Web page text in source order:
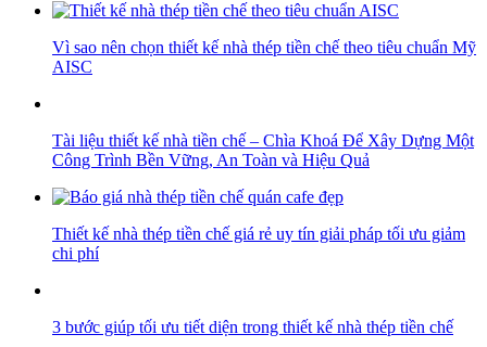
Vì sao nên chọn thiết kế nhà thép tiền chế theo tiêu chuẩn Mỹ
AISC
Tài liệu thiết kế nhà tiền chế – Chìa Khoá Để Xây Dựng Một
Công Trình Bền Vững, An Toàn và Hiệu Quả
Thiết kế nhà thép tiền chế giá rẻ uy tín giải pháp tối ưu giảm
chi phí
3 bước giúp tối ưu tiết diện trong thiết kế nhà thép tiền chế